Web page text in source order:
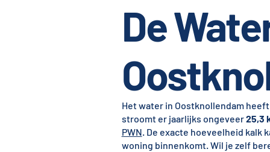
De
Het water in Oostknollendam heeft
stroomt er jaarlijks ongeveer25,3
PWN. De exacte hoeveelheid kalk
woning binnenkomt. Wil je zelf